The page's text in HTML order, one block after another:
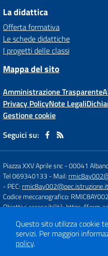
La didattica
Offerta formativa
Le schede didattiche
I progetti delle classi
Mappa del sito
Amministrazione Trasparente
Privacy PolicyNote Legali
Gestione cookie
Seguici su:
Piazza XXV Aprile snc-00041
Tel 069340133 - Mail:
- PEC: rmic8ay002@pec.istruzione.it
Codice meccanografico: RMIC8AY002
Obiettivi accessibilità:https://
Questo sito utilizza cookie
servizi. Per maggiori
policy.